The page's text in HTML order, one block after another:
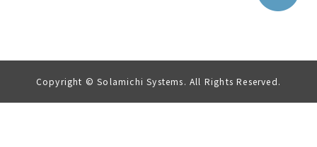
Copyright © Solamichi Systems. All Rights Reserved.